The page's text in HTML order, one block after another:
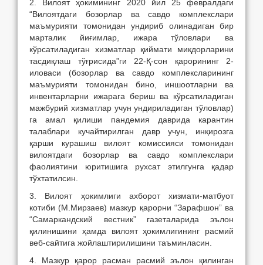
2. Вилоят ҳокимининг 2020 йил 25 февралдаги
“Вилоятдаги бозорлар ва савдо комплекслари
маъмурияти томонидан ундириб олинадиган бир
марталик йиғимлар, ижара тўловлари ва
кўрсатиладиган хизматлар қиймати миқдорларини
тасдиқлаш тўғрисида”ги 22-Қ-сон қарорининг 2-
иловаси (бозорлар ва савдо комплексларининг
маъмурияти томонидан бино, иншоотларни ва
инвентарларни ижарага бериш ва кўрсатиладиган
мажбурий хизматлар учун ундириладиган тўловлар)
га амал қилиши пандемия даврида карантин
талаблари кучайтирилган давр учун, инқирозга
қарши курашиш вилоят комиссияси томонидан
вилоятдаги бозорлар ва савдо комплекслари
фаолиятини юритишига рухсат этилгунга қадар
тўхтатилсин.
3. Вилоят ҳокимлиги ахборот хизмати-матбуот
котиби (М.Мирзаев) мазкур қарорни “Зарафшон” ва
“Самаркандский вестник” газеталарида эълон
қилинишини ҳамда вилоят ҳокимлигининг расмий
веб-сайтига жойлаштирилишини таъминласин.
4. Мазкур қарор расман расмий эълон қилинган